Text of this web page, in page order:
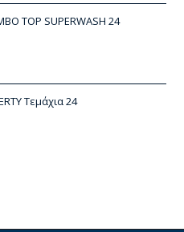
TOP SUPERWASH 24
Τεμάχια 24